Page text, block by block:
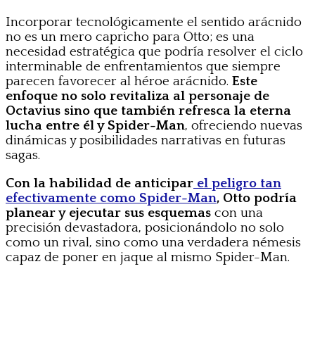
Incorporar tecnológicamente el sentido arácnido
no es un mero capricho para Otto; es una
necesidad estratégica que podría resolver el ciclo
interminable de enfrentamientos que siempre
parecen favorecer al héroe arácnido. Este
enfoque no solo revitaliza al personaje de
Octavius sino que también refresca la eterna
lucha entre él y Spider-Man, ofreciendo nuevas
dinámicas y posibilidades narrativas en futuras
sagas.
Con la habilidad de anticipar el peligro tan
efectivamente como Spider-Man, Otto podría
planear y ejecutar sus esquemas con una
precisión devastadora, posicionándolo no solo
como un rival, sino como una verdadera némesis
capaz de poner en jaque al mismo Spider-Man.